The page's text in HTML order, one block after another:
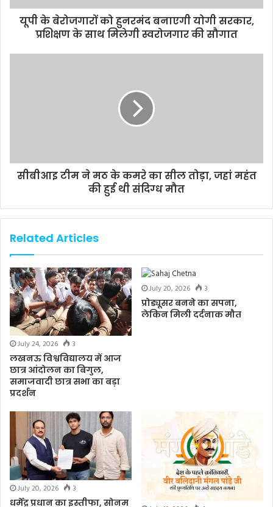
यूपी के बेरोजगारों को हुनरमंद बनाएगी योगी सरकार,
प्रशिक्षण के साथ मिलेगी स्वरोजगार की सौगात
सीबीआइ टीम ने मठ के कमरे का सील तोड़ा, जहां महंत
की हुई थी संदिग्‍ध मौत
Related Articles
July 24, 2026
3
लखनऊ विश्वविद्यालय में आज
छात्र आंदोलन का बिगुल,
समाजवादी छात्र सभा का बड़ा
प्रदर्शन
July 20, 2026
3
प्रोड्यूसर बनने का सपना,
लेकिन मिली दर्दनाक मौत
July 20, 2026
3
धर्मेंद्र प्रधान का इस्तीफा, सोनम